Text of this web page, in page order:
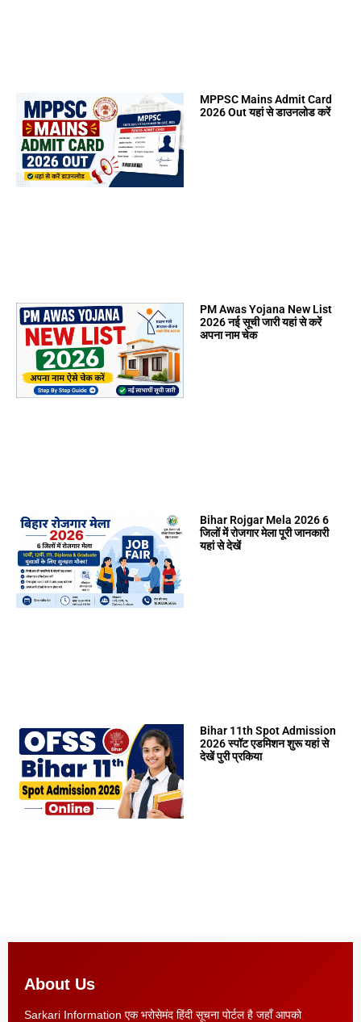
MPPSC Mains Admit Card
2026 Out यहां से डाउनलोड करें
PM Awas Yojana New List
2026 नई सूची जारी यहां से करें
अपना नाम चेक
Bihar Rojgar Mela 2026 6
जिलों में रोजगार मेला पूरी जानकारी
यहां से देखें
Bihar 11th Spot Admission
2026 स्पॉट एडमिशन शुरू यहां से
देखें पुरी प्रकिया
About Us
Sarkari Information एक भरोसेमंद हिंदी सूचना पोर्टल है जहाँ आपको